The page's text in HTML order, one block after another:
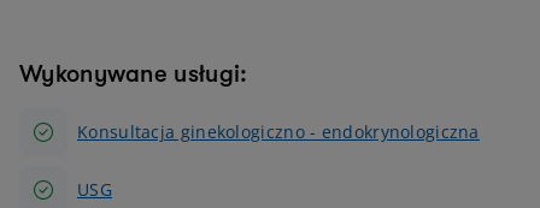
Wykonywane usługi:
Konsultacja ginekologiczno - endokrynologiczna
USG